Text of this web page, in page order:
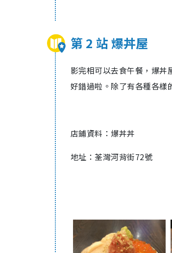
第 2 站 爆丼屋
影完相可以去食午餐，爆
好錯過啦。除了有各種各樣
店鋪資料：爆丼丼
地址：荃灣河背街72號